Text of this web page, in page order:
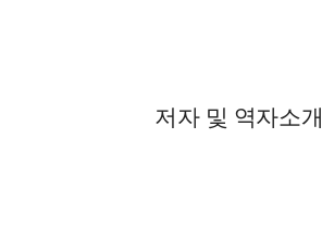
저자 및 역자소개